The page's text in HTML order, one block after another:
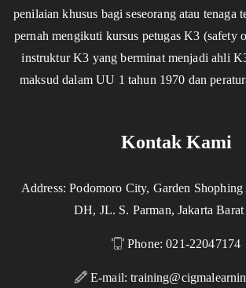
penilaian khusus bagi seseorang atau tenaga
pernah mengikuti kursus petugas K3 (safety
instruktur K3 yang berminat menjadi ahli
maksud dalam UU 1 tahun 1970 dan
Kontak Kami
Address: Podomoro City, Garden
DH, JL. S. Parman, Jakarta
Phone: 021-22047174
E-mail: